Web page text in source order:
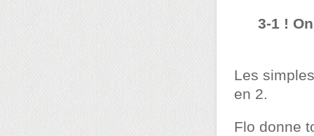
3-1 !
Les
en 2.
Flo donne